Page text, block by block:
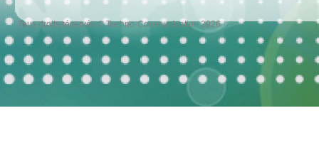
Tous droits réservés © Techno-Communication 2026